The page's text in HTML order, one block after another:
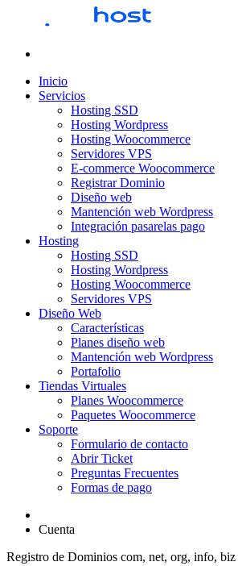
Inicio
Servicios
Hosting SSD
Hosting Wordpress
Hosting Woocommerce
Servidores VPS
E-commerce Woocommerce
Registrar Dominio
Diseño web
Mantención web Wordpress
Integración pasarelas pago
Hosting
Hosting SSD
Hosting Wordpress
Hosting Woocommerce
Servidores VPS
Diseño Web
Características
Planes diseño web
Mantención web Wordpress
Portafolio
Tiendas Virtuales
Planes Woocommerce
Paquetes Woocommerce
Soporte
Formulario de contacto
Abrir Ticket
Preguntas Frecuentes
Formas de pago
Cuenta
Registro de Dominios com, net, org, info, biz